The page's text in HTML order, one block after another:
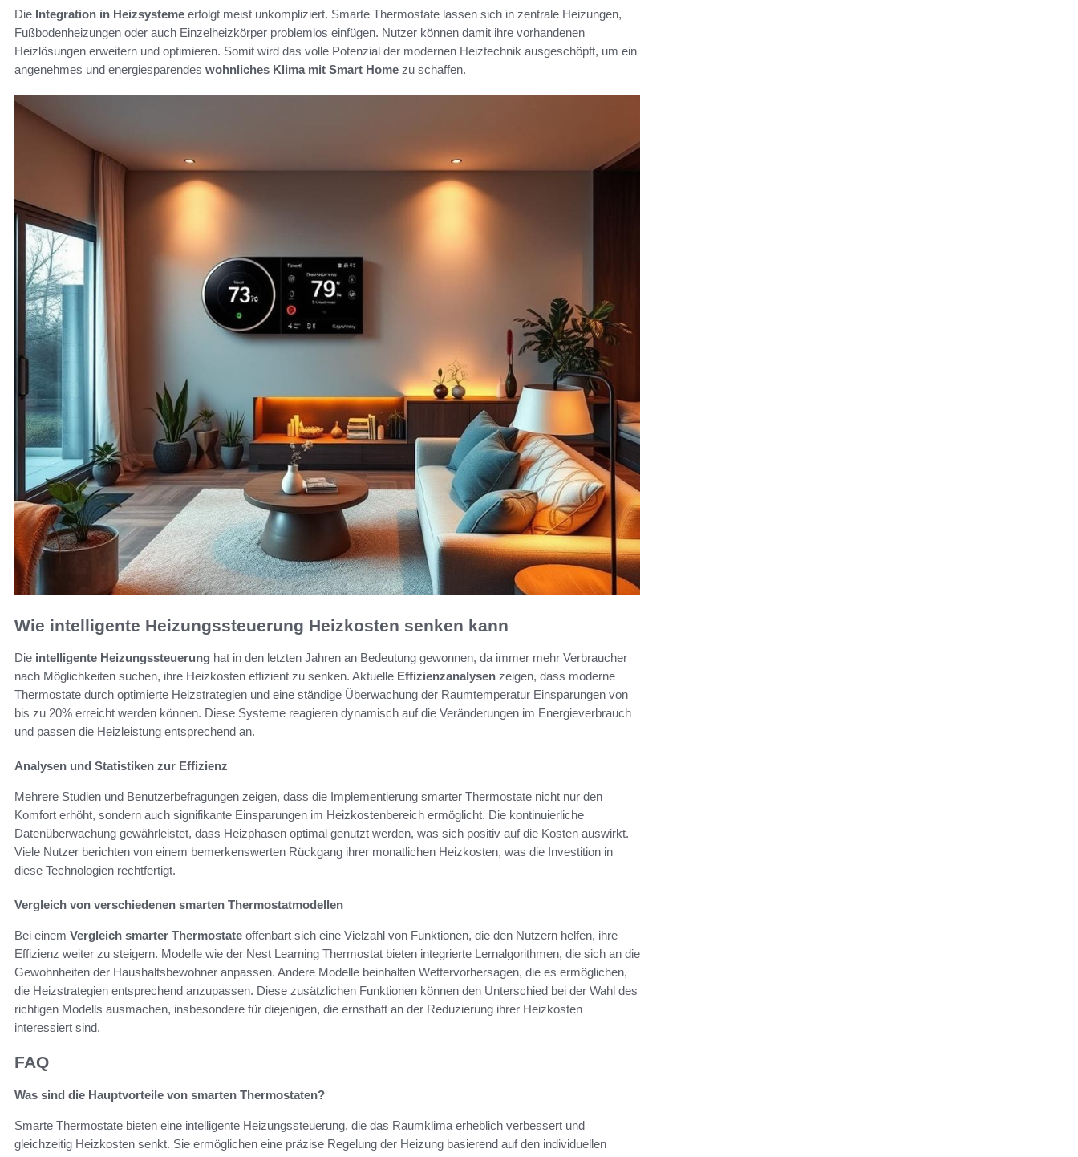
Die Integration in Heizsysteme erfolgt meist unkompliziert. Smarte Thermostate lassen sich in zentrale Heizungen,
Fußbodenheizungen oder auch Einzelheizkörper problemlos einfügen. Nutzer können damit ihre vorhandenen
Heizlösungen erweitern und optimieren. Somit wird das volle Potenzial der modernen Heiztechnik ausgeschöpft, um ein
angenehmes und energiesparendes wohnliches Klima mit Smart Home zu schaffen.
Wie intelligente Heizungssteuerung Heizkosten senken kann
Die intelligente Heizungssteuerung hat in den letzten Jahren an Bedeutung gewonnen, da immer mehr Verbraucher
nach Möglichkeiten suchen, ihre Heizkosten effizient zu senken. Aktuelle Effizienzanalysen zeigen, dass moderne
Thermostate durch optimierte Heizstrategien und eine ständige Überwachung der Raumtemperatur Einsparungen von
bis zu 20% erreicht werden können. Diese Systeme reagieren dynamisch auf die Veränderungen im Energieverbrauch
und passen die Heizleistung entsprechend an.
Analysen und Statistiken zur Effizienz
Mehrere Studien und Benutzerbefragungen zeigen, dass die Implementierung smarter Thermostate nicht nur den
Komfort erhöht, sondern auch signifikante Einsparungen im Heizkostenbereich ermöglicht. Die kontinuierliche
Datenüberwachung gewährleistet, dass Heizphasen optimal genutzt werden, was sich positiv auf die Kosten auswirkt.
Viele Nutzer berichten von einem bemerkenswerten Rückgang ihrer monatlichen Heizkosten, was die Investition in
diese Technologien rechtfertigt.
Vergleich von verschiedenen smarten Thermostatmodellen
Bei einem Vergleich smarter Thermostate offenbart sich eine Vielzahl von Funktionen, die den Nutzern helfen, ihre
Effizienz weiter zu steigern. Modelle wie der Nest Learning Thermostat bieten integrierte Lernalgorithmen, die sich an die
Gewohnheiten der Haushaltsbewohner anpassen. Andere Modelle beinhalten Wettervorhersagen, die es ermöglichen,
die Heizstrategien entsprechend anzupassen. Diese zusätzlichen Funktionen können den Unterschied bei der Wahl des
richtigen Modells ausmachen, insbesondere für diejenigen, die ernsthaft an der Reduzierung ihrer Heizkosten
interessiert sind.
FAQ
Was sind die Hauptvorteile von smarten Thermostaten?
Smarte Thermostate bieten eine intelligente Heizungssteuerung, die das Raumklima erheblich verbessert und
gleichzeitig Heizkosten senkt. Sie ermöglichen eine präzise Regelung der Heizung basierend auf den individuellen